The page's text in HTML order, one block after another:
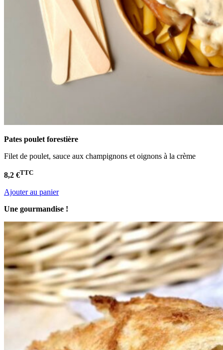
Pates poulet forestière
Filet de poulet, sauce aux champignons et oignons à la crème
8,2 €TTC
Ajouter au panier
Une gourmandise !